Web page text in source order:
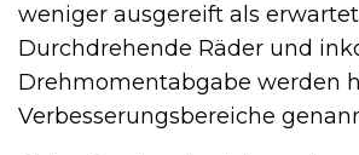
weniger ausgereift als
Durchdrehende Räder und
Drehmomentabgabe werden
Verbesserungsbereiche